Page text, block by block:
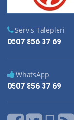
Servis Talepleri
0507 856 37 69
WhatsApp
0507 856 37 69